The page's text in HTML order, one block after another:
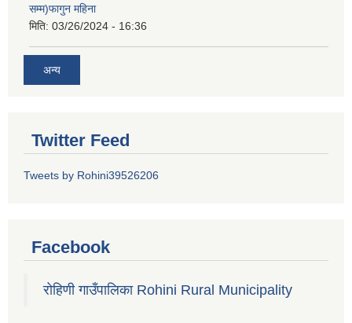
सम्म)फागुन महिना
मिति: 03/26/2024 - 16:36
अन्य
Twitter Feed
Tweets by Rohini39526206
Facebook
रोहिणी गाउँपालिका Rohini Rural Municipality